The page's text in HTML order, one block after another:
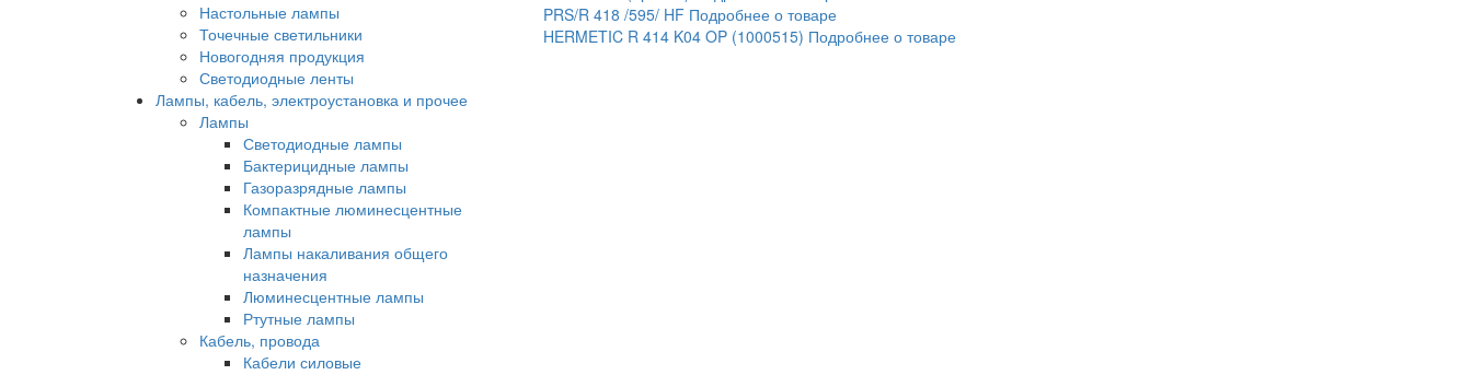
Настольные лампы
Точечные светильники
Новогодняя продукция
Светодиодные ленты
Лампы, кабель, электроустановка и прочее
Лампы
Светодиодные лампы
Бактерицидные лампы
Газоразрядные лампы
Компактные люминесцентные
лампы
Лампы накаливания общего
назначения
Люминесцентные лампы
Ртутные лампы
Кабель, провода
Кабели силовые
PRS/R 418 /595/ HF Подробнее о товаре
HERMETIC R 414 K04 OP (1000515) Подробнее о товаре